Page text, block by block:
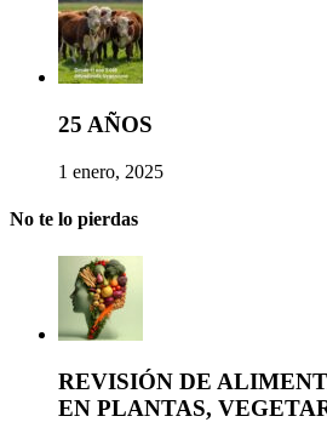
25 AÑOS
1 enero, 2025
No te lo pierdas
REVISIÓN DE
EN PLANTAS,